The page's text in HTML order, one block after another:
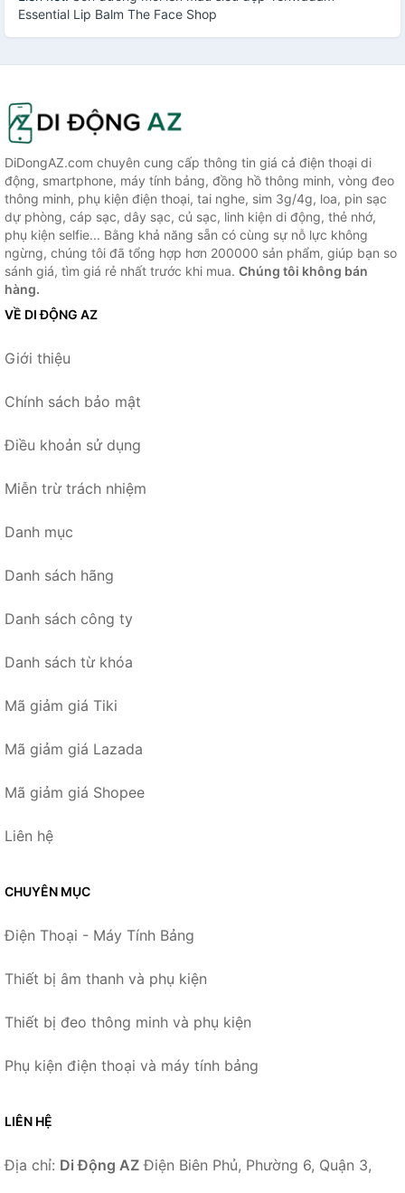
Essential Lip Balm The Face Shop
DiDongAZ.com chuyên cung cấp thông tin giá cả điện thoại di
động, smartphone, máy tính bảng, đồng hồ thông minh, vòng đeo
thông minh, phụ kiện điện thoại, tai nghe, sim 3g/4g, loa, pin sạc
dự phòng, cáp sạc, dây sạc, củ sạc, linh kiện di động, thẻ nhớ,
phụ kiện selfie... Bằng khả năng sẵn có cùng sự nỗ lực không
ngừng, chúng tôi đã tổng hợp hơn 200000 sản phẩm, giúp bạn so
sánh giá, tìm giá rẻ nhất trước khi mua. Chúng tôi không bán
hàng.
VỀ DI ĐỘNG AZ
Giới thiệu
Chính sách bảo mật
Điều khoản sử dụng
Miễn trừ trách nhiệm
Danh mục
Danh sách hãng
Danh sách công ty
Danh sách từ khóa
Mã giảm giá Tiki
Mã giảm giá Lazada
Mã giảm giá Shopee
Liên hệ
CHUYÊN MỤC
Điện Thoại - Máy Tính Bảng
Thiết bị âm thanh và phụ kiện
Thiết bị đeo thông minh và phụ kiện
Phụ kiện điện thoại và máy tính bảng
LIÊN HỆ
Địa chỉ: Di Động AZ Điện Biên Phủ, Phường 6, Quận 3,